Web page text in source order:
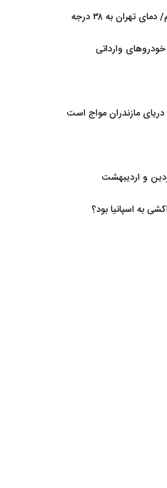
۴۰ تا ۵۰ روز گرمای نسبی در پیش داریم/ دمای تهران به ۳۸ درجه
وارداتی
مازندران مواج است
و اردیبهشت
به اسپانیا بود؟